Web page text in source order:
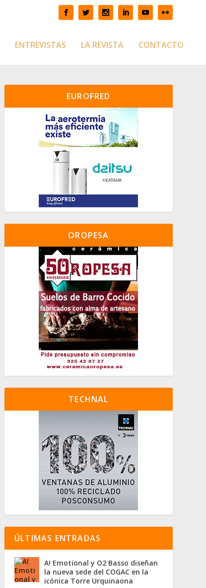
ENTREVISTAS LA REVISTA CONTACTO
EUROFRED
OROPESA
TECHNAL
ÚLTIMAS ENTRADAS
A! Emotional y O2 Basso diseñan
la nueva sede del COGAC en la
icónica Torre Urquinaona